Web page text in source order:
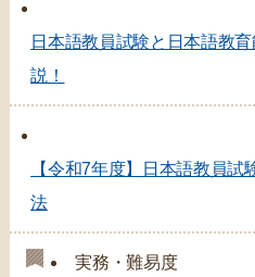
日本語教員試験と日本語教
説！
【令和7年度】日本語教員
法
実務・難易度